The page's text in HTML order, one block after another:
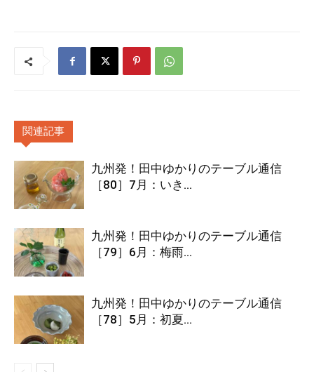
関連記事
九州発！田中ゆかりのテーブル通信
［80］7月：いき...
九州発！田中ゆかりのテーブル通信
［79］6月：梅雨...
九州発！田中ゆかりのテーブル通信
［78］5月：初夏...